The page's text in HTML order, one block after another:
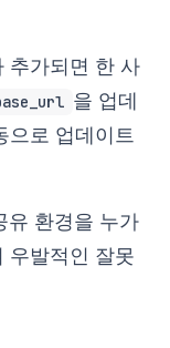
추가되면 한 사
을 업데
으로 업데이트
유 환경을 누가
우발적인 잘못